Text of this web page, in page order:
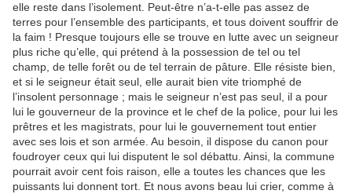
elle reste dans l’isolement. Peut-être n’a-t-elle pas assez de
terres pour l’ensemble des participants, et tous doivent souffrir de
la faim ! Presque toujours elle se trouve en lutte avec un seigneur
plus riche qu’elle, qui prétend à la possession de tel ou tel
champ, de telle forêt ou de tel terrain de pâture. Elle résiste bien,
et si le seigneur était seul, elle aurait bien vite triomphé de
l’insolent personnage ; mais le seigneur n’est pas seul, il a pour
lui le gouverneur de la province et le chef de la police, pour lui les
prêtres et les magistrats, pour lui le gouvernement tout entier
avec ses lois et son armée. Au besoin, il dispose du canon pour
foudroyer ceux qui lui disputent le sol débattu. Ainsi, la commune
pourrait avoir cent fois raison, elle a toutes les chances que les
puissants lui donnent tort. Et nous avons beau lui crier, comme à